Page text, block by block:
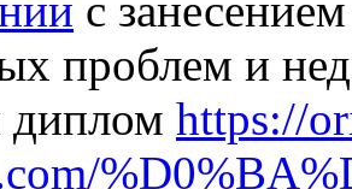
проблем и
диплом https://